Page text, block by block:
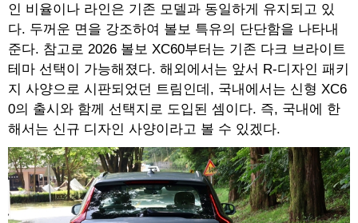
인 비율이나 라인은 기존 모델과 동일하게 유지되고 있
다. 두꺼운 면을 강조하여 볼보 특유의 단단함을 나타내
준다. 참고로 2026 볼보 XC60부터는 기존 다크 브라이트
테마 선택이 가능해졌다. 해외에서는 앞서 R-디자인 패키
지 사양으로 시판되었던 트림인데, 국내에서는 신형 XC6
0의 출시와 함께 선택지로 도입된 셈이다. 즉, 국내에 한
해서는 신규 디자인 사양이라고 볼 수 있겠다.